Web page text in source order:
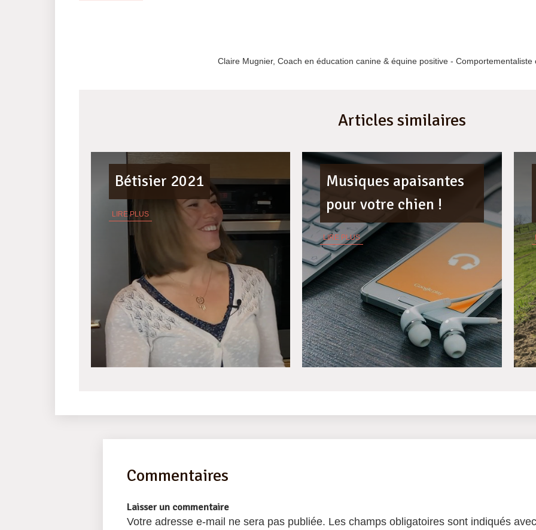
Claire Mugnier, Coach en éducation canine & équine positive - Comportementaliste
Articles similaires
Bétisier 2021
LIRE PLUS
Musiques apaisantes
pour votre chien !
LIRE PLUS
Commentaires
Laisser un commentaire
Votre adresse e-mail ne sera pas publiée. Les champs obligatoires sont indiqués